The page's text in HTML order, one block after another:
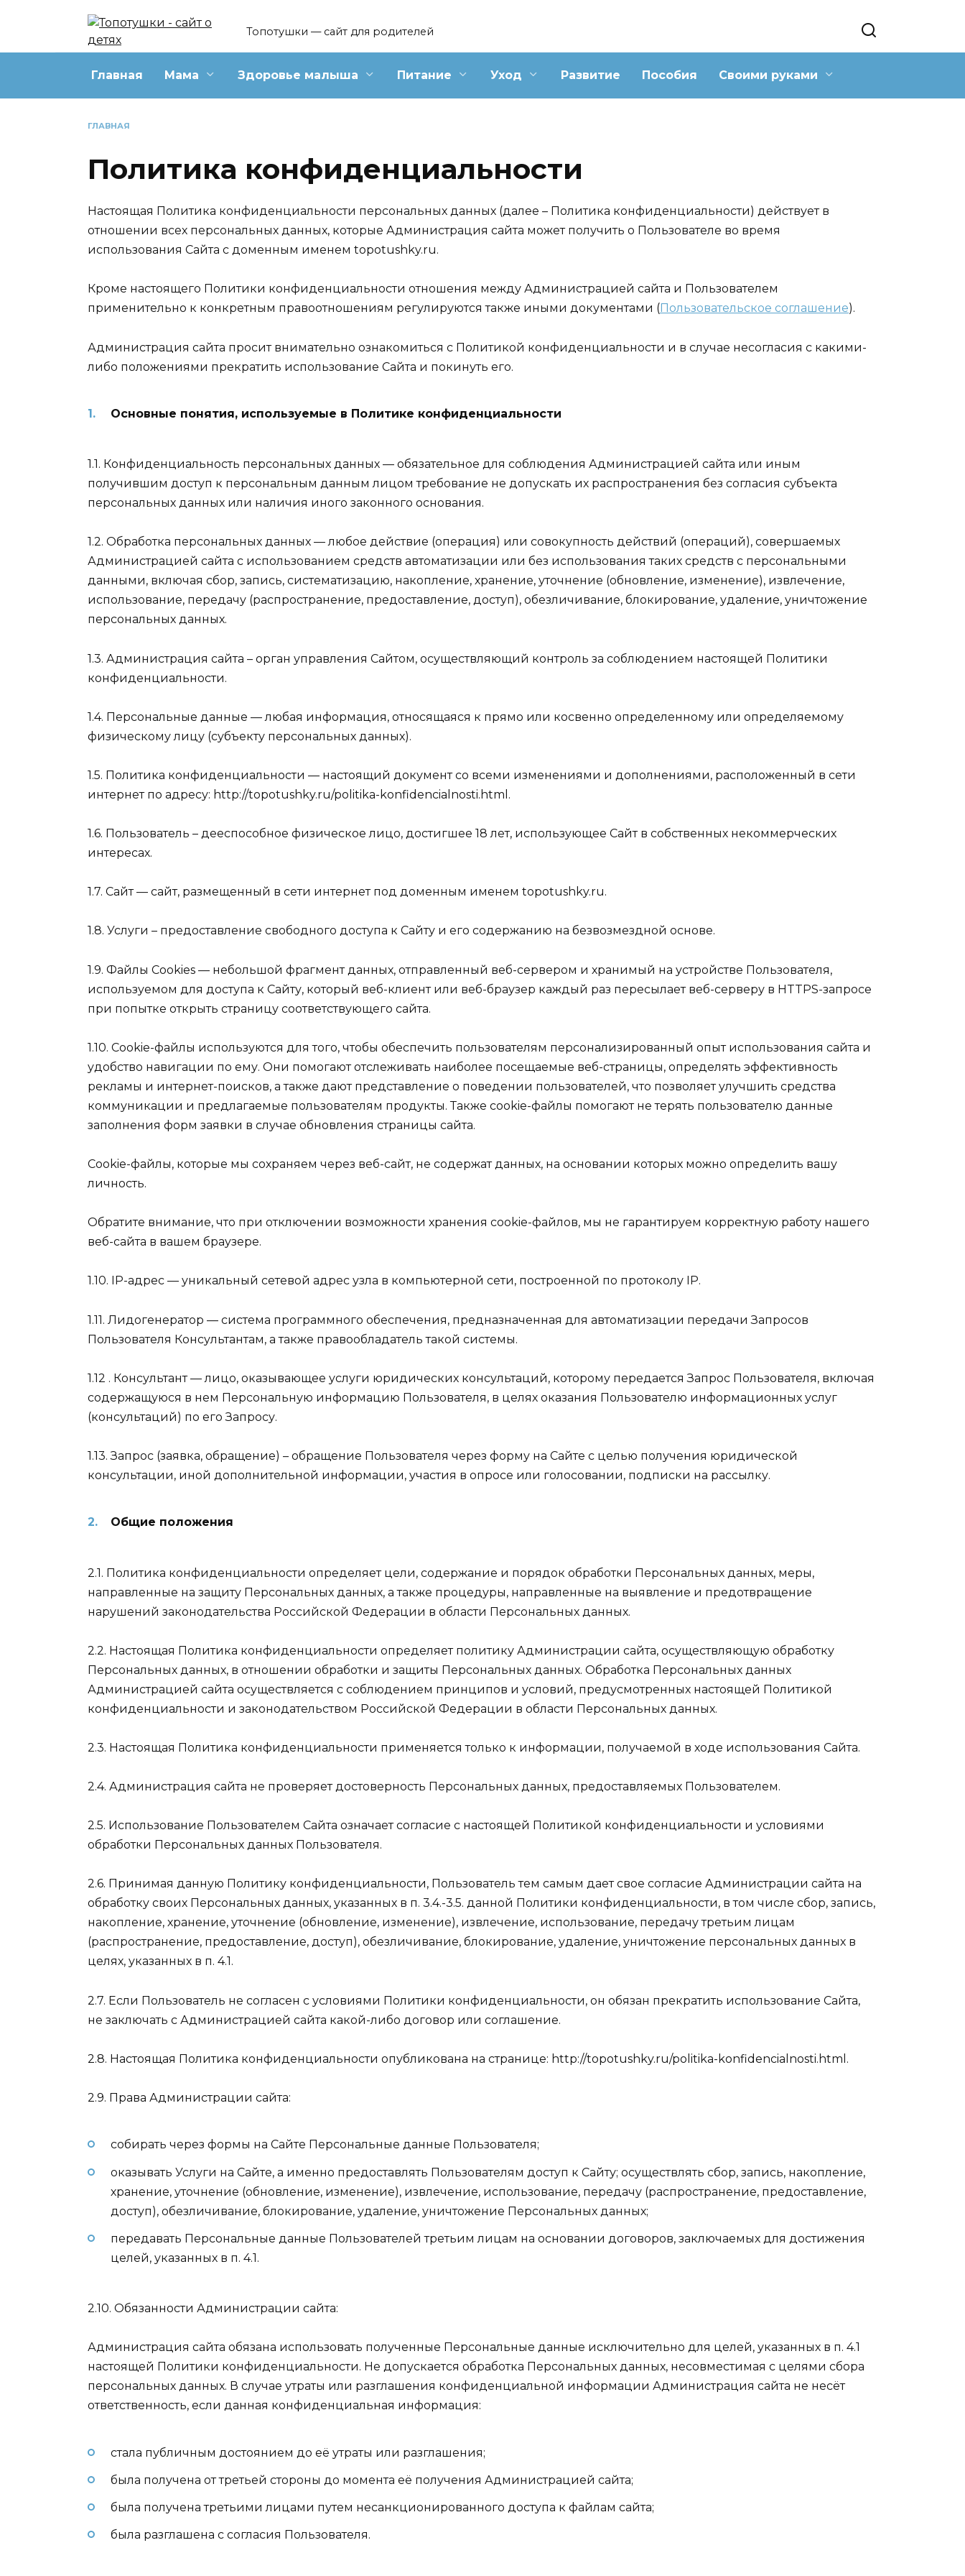
Топотушки — сайт для родителей
Главная Мама Здоровье малыша Питание Уход Развитие Пособия Своими руками
ГЛАВНАЯ
Политика конфиденциальности
Настоящая Политика конфиденциальности персональных данных (далее – Политика конфиденциальности) действует в
отношении всех персональных данных, которые Администрация сайта может получить о Пользователе во время
использования Сайта с доменным именем topotushky.ru.
Кроме настоящего Политики конфиденциальности отношения между Администрацией сайта и Пользователем
применительно к конкретным правоотношениям регулируются также иными документами (Пользовательское соглашение).
Администрация сайта просит внимательно ознакомиться с Политикой конфиденциальности и в случае несогласия с какими-
либо положениями прекратить использование Сайта и покинуть его.
Основные понятия, используемые в Политике конфиденциальности
1.1. Конфиденциальность персональных данных — обязательное для соблюдения Администрацией сайта или иным
получившим доступ к персональным данным лицом требование не допускать их распространения без согласия субъекта
персональных данных или наличия иного законного основания.
1.2. Обработка персональных данных — любое действие (операция) или совокупность действий (операций), совершаемых
Администрацией сайта с использованием средств автоматизации или без использования таких средств с персональными
данными, включая сбор, запись, систематизацию, накопление, хранение, уточнение (обновление, изменение), извлечение,
использование, передачу (распространение, предоставление, доступ), обезличивание, блокирование, удаление, уничтожение
персональных данных.
1.3. Администрация сайта – орган управления Сайтом, осуществляющий контроль за соблюдением настоящей Политики
конфиденциальности.
1.4. Персональные данные — любая информация, относящаяся к прямо или косвенно определенному или определяемому
физическому лицу (субъекту персональных данных).
1.5. Политика конфиденциальности — настоящий документ со всеми изменениями и дополнениями, расположенный в сети
интернет по адресу: http://topotushky.ru/politika-konfidencialnosti.html.
1.6. Пользователь – дееспособное физическое лицо, достигшее 18 лет, использующее Сайт в собственных некоммерческих
интересах.
1.7. Сайт — сайт, размещенный в сети интернет под доменным именем topotushky.ru.
1.8. Услуги – предоставление свободного доступа к Сайту и его содержанию на безвозмездной основе.
1.9. Файлы Cookies — небольшой фрагмент данных, отправленный веб-сервером и хранимый на устройстве Пользователя,
используемом для доступа к Сайту, который веб-клиент или веб-браузер каждый раз пересылает веб-серверу в HTTPS-запросе
при попытке открыть страницу соответствующего сайта.
1.10. Cookie-файлы используются для того, чтобы обеспечить пользователям персонализированный опыт использования сайта и
удобство навигации по ему. Они помогают отслеживать наиболее посещаемые веб-страницы, определять эффективность
рекламы и интернет-поисков, а также дают представление о поведении пользователей, что позволяет улучшить средства
коммуникации и предлагаемые пользователям продукты. Также cookie-файлы помогают не терять пользователю данные
заполнения форм заявки в случае обновления страницы сайта.
Cookie-файлы, которые мы сохраняем через веб-сайт, не содержат данных, на основании которых можно определить вашу
личность.
Обратите внимание, что при отключении возможности хранения cookie-файлов, мы не гарантируем корректную работу нашего
веб-сайта в вашем браузере.
1.10. IP-адрес — уникальный сетевой адрес узла в компьютерной сети, построенной по протоколу IP.
1.11. Лидогенератор — система программного обеспечения, предназначенная для автоматизации передачи Запросов
Пользователя Консультантам, а также правообладатель такой системы.
1.12 . Консультант — лицо, оказывающее услуги юридических консультаций, которому передается Запрос Пользователя, включая
содержащуюся в нем Персональную информацию Пользователя, в целях оказания Пользователю информационных услуг
(консультаций) по его Запросу.
1.13. Запрос (заявка, обращение) – обращение Пользователя через форму на Сайте с целью получения юридической
консультации, иной дополнительной информации, участия в опросе или голосовании, подписки на рассылку.
Общие положения
2.1. Политика конфиденциальности определяет цели, содержание и порядок обработки Персональных данных, меры,
направленные на защиту Персональных данных, а также процедуры, направленные на выявление и предотвращение
нарушений законодательства Российской Федерации в области Персональных данных.
2.2. Настоящая Политика конфиденциальности определяет политику Администрации сайта, осуществляющую обработку
Персональных данных, в отношении обработки и защиты Персональных данных. Обработка Персональных данных
Администрацией сайта осуществляется с соблюдением принципов и условий, предусмотренных настоящей Политикой
конфиденциальности и законодательством Российской Федерации в области Персональных данных.
2.3. Настоящая Политика конфиденциальности применяется только к информации, получаемой в ходе использования Сайта.
2.4. Администрация сайта не проверяет достоверность Персональных данных, предоставляемых Пользователем.
2.5. Использование Пользователем Сайта означает согласие с настоящей Политикой конфиденциальности и условиями
обработки Персональных данных Пользователя.
2.6. Принимая данную Политику конфиденциальности, Пользователь тем самым дает свое согласие Администрации сайта на
обработку своих Персональных данных, указанных в п. 3.4.-3.5. данной Политики конфиденциальности, в том числе сбор, запись,
накопление, хранение, уточнение (обновление, изменение), извлечение, использование, передачу третьим лицам
(распространение, предоставление, доступ), обезличивание, блокирование, удаление, уничтожение персональных данных в
целях, указанных в п. 4.1.
2.7. Если Пользователь не согласен с условиями Политики конфиденциальности, он обязан прекратить использование Сайта,
не заключать с Администрацией сайта какой-либо договор или соглашение.
2.8. Настоящая Политика конфиденциальности опубликована на странице: http://topotushky.ru/politika-konfidencialnosti.html.
2.9. Права Администрации сайта:
собирать через формы на Сайте Персональные данные Пользователя;
оказывать Услуги на Сайте, а именно предоставлять Пользователям доступ к Сайту; осуществлять сбор, запись, накопление,
хранение, уточнение (обновление, изменение), извлечение, использование, передачу (распространение, предоставление,
доступ), обезличивание, блокирование, удаление, уничтожение Персональных данных;
передавать Персональные данные Пользователей третьим лицам на основании договоров, заключаемых для достижения
целей, указанных в п. 4.1.
2.10. Обязанности Администрации сайта:
Администрация сайта обязана использовать полученные Персональные данные исключительно для целей, указанных в п. 4.1
настоящей Политики конфиденциальности. Не допускается обработка Персональных данных, несовместимая с целями сбора
персональных данных. В случае утраты или разглашения конфиденциальной информации Администрация сайта не несёт
ответственность, если данная конфиденциальная информация:
стала публичным достоянием до её утраты или разглашения;
была получена от третьей стороны до момента её получения Администрацией сайта;
была получена третьими лицами путем несанкционированного доступа к файлам сайта;
была разглашена с согласия Пользователя.